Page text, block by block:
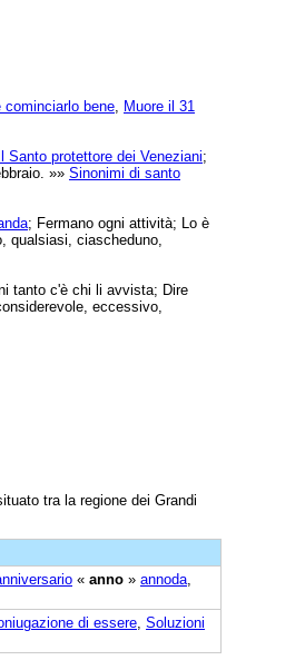
cominciarlo bene Muore il 31
Santo protettore dei Veneziani;
»» Sinonimi di santo
; Fermano ogni attività; Lo è
qualsiasi, ciascheduno,
tanto c'è chi li avvista; Dire
eccessivo,
tra la regione dei Grandi
« anno » annoda
di essere Soluzioni